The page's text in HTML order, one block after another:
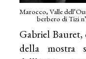
Marocco, Valle
berbero di Tizi
Gabriel
della mostra